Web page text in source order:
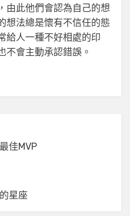
由此他們會認為自己的想
想法總是懷有不信任的態
給人一種不好相處的印
不會主動承認錯誤。
佳MVP
星座